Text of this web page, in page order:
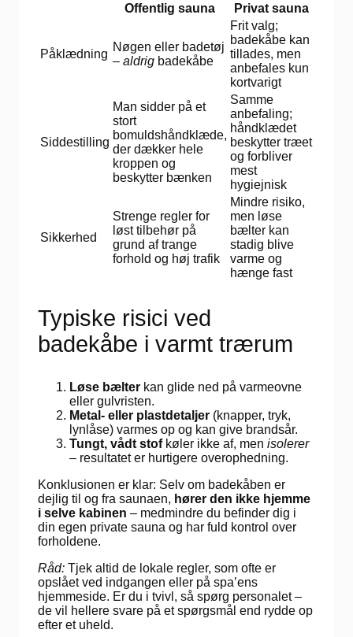
Offentlig sauna Privat sauna
Påklædning
Nøgen eller badetøj
– aldrig badekåbe
Frit valg;
badekåbe kan
tillades, men
anbefales kun
kortvarigt
Siddestilling
Man sidder på et
stort
bomuldshåndklæde,
der dækker hele
kroppen og
beskytter bænken
Samme
anbefaling;
håndklædet
beskytter træet
og forbliver
mest
hygiejnisk
Sikkerhed
Strenge regler for
løst tilbehør på
grund af trange
forhold og høj trafik
Mindre risiko,
men løse
bælter kan
stadig blive
varme og
hænge fast
Typiske risici ved
badekåbe i varmt trærum
Løse bælter kan glide ned på varmeovne
eller gulvristen.
Metal- eller plastdetaljer (knapper, tryk,
lynlåse) varmes op og kan give brandsår.
Tungt, vådt stofkøler ikke af, men isolerer
– resultatet er hurtigere overophedning.
Konklusionen er klar: Selv om badekåben er
dejlig til og fra saunaen, hører den ikke hjemme
i selve kabinen – medmindre du befinder dig i
din egen private sauna og har fuld kontrol over
forholdene.
Råd: Tjek altid de lokale regler, som ofte er
opslået ved indgangen eller på spa’ens
hjemmeside. Er du i tvivl, så spørg personalet –
de vil hellere svare på et spørgsmål end rydde op
efter et uheld.